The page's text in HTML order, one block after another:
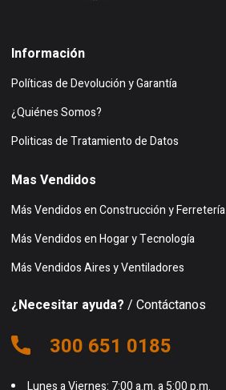
Información
Políticas de Devolución y Garantía
¿Quiénes Somos?
Politicas de Tratamiento de Datos
Mas Vendidos
Más Vendidos en Construcción y Ferretería
Más Vendidos en Hogar y Tecnología
Más Vendidos Aires y Ventiladores
¿Necesitar ayuda? / Contáctanos
300 651 0185
Lunes a Viernes: 7:00 a.m. a 5:00 p.m.